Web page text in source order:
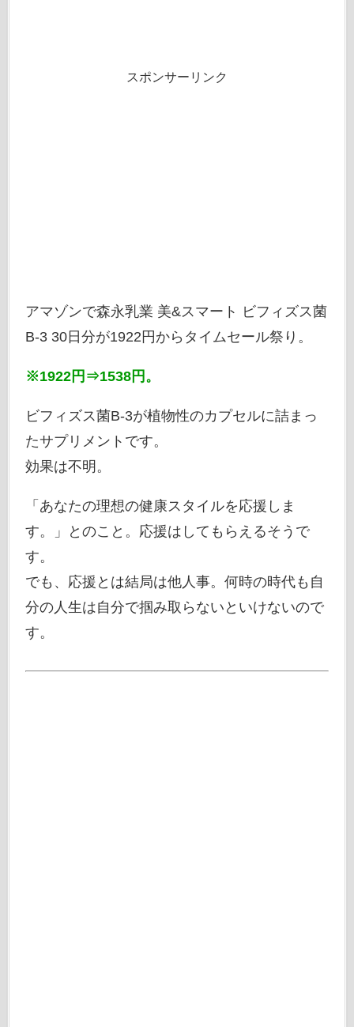
スポンサーリンク
アマゾンで森永乳業 美&スマート ビフィズス菌
B-3 30日分が1922円からタイムセール祭り。
※1922円⇒1538円。
ビフィズス菌B-3が植物性のカプセルに詰まっ
たサプリメントです。
効果は不明。
「あなたの理想の健康スタイルを応援しま
す。」とのこと。応援はしてもらえるそうで
す。
でも、応援とは結局は他人事。何時の時代も自
分の人生は自分で掴み取らないといけないので
す。